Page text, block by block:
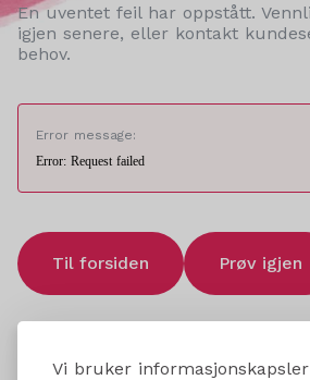
Vi bruker
En uventet feil har oppstått.
igjen senere, eller kontakt
behov.
Error message:
Error: Request failed
Til forsiden Prøv igjen